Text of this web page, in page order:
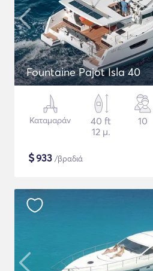
Fountaine Pajot Isla 40
Καταμαράν
40 ft
12 μ.
10
$933 /βραδιά